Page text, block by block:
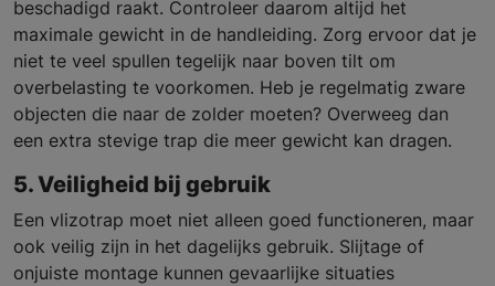
beschadigd raakt. Controleer daarom altijd het
maximale gewicht in de handleiding. Zorg ervoor dat je
niet te veel spullen tegelijk naar boven tilt om
overbelasting te voorkomen. Heb je regelmatig zware
objecten die naar de zolder moeten? Overweeg dan
een extra stevige trap die meer gewicht kan dragen.
5. Veiligheid bij gebruik
Een vlizotrap moet niet alleen goed functioneren, maar
ook veilig zijn in het dagelijks gebruik. Slijtage of
onjuiste montage kunnen gevaarlijke situaties